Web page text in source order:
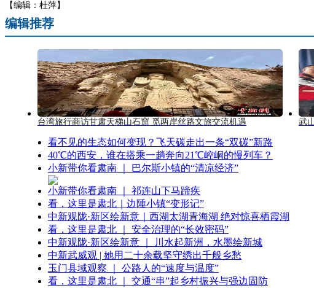
【编辑：杜萍】
编辑推荐
台湾旅行商访甘肃天梯山石窟 觅两岸丝路文旅交流机遇 武
看不见的生态如何变现？飞天碳走出一条“双碳”新路
40℃的西安，谁在搭乘一趟奔向21℃崆峒的慢列车？
小新带你看肃南 ｜ 巴尔斯小镇的“清凉经济”
小新带你看肃南 ｜ 祁连山下马蹄疾
看，这里是肃北｜边陲小镇“变形记”
中新观陇·新区绘新意｜西湖太湖青海湖 绝对惊喜栖霞湖
看，这里是肃北 ｜ 安全治理的“长效密码”
中新观陇·新区绘新意 ｜ 川水起新洲，水墨绘新城
中新武威观 | 她用二十余载坚守绣出千般乡愁
玉门县域观察 ｜ 公路人的“速度与温度”
看，这里是肃北 ｜ 交通“串”起乡村振兴与强边固防